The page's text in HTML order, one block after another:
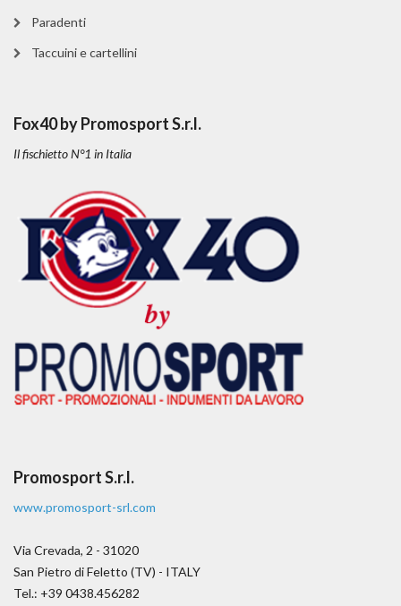
Paradenti
Taccuini e cartellini
Fox40 by Promosport S.r.l.
Il fischietto N°1 in Italia
Promosport S.r.l.
www.promosport-srl.com
Via Crevada, 2 - 31020
San Pietro di Feletto (TV) - ITALY
Tel.: +39 0438.456282